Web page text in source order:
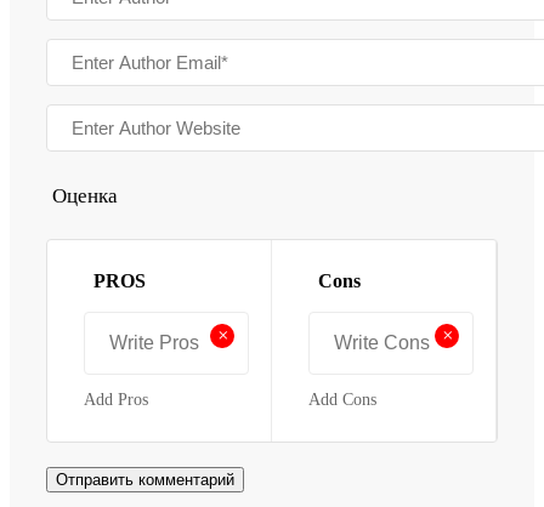
Оценка
PROS
+
Add Pros
Cons
+
Add Cons